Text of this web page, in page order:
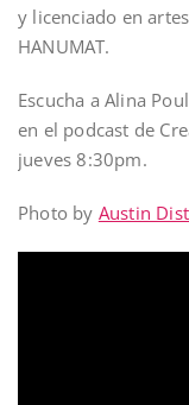
y licenciado en
HANUMAT.
Escucha a Alina
en el podcast de
jueves 8:30pm.
Photo by Austin